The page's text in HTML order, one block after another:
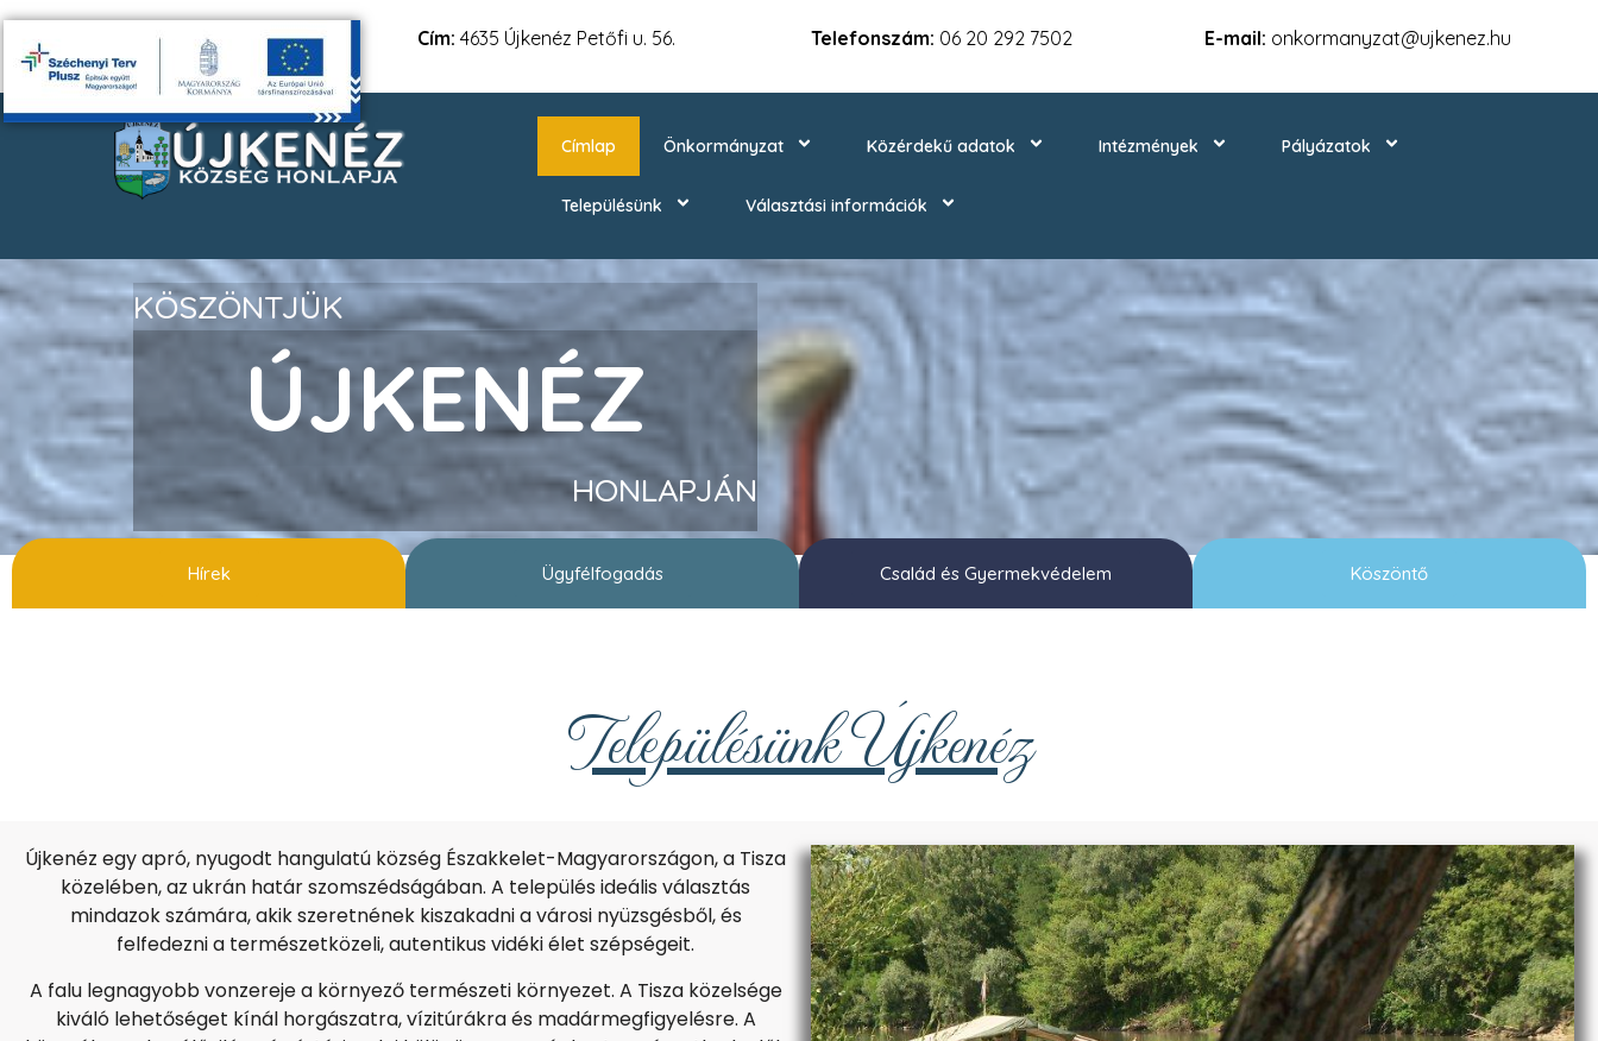
Cím: 4635 Újkenéz Petőfi u. 56. Telefonszám: 06 20 292 7502 E-mail: onkormanyzat@ujkenez.hu
Címlap Önkormányzat Közérdekű adatok Intézmények Pályázatok
Településünk Választási információk
KÖSZÖNTJÜK
ÚJKENÉZ
HONLAPJÁN
Hírek Ügyfélfogadás Család és Gyermekvédelem Köszöntő
Településünk Újkenéz
Újkenéz egy apró, nyugodt hangulatú község Északkelet-Magyarországon, a Tisza
közelében, az ukrán határ szomszédságában. A település ideális választás
mindazok számára, akik szeretnének kiszakadni a városi nyüzsgésből, és
felfedezni a természetközeli, autentikus vidéki élet szépségeit.
A falu legnagyobb vonzereje a környező természeti környezet. A Tisza közelsége
kiváló lehetőséget kínál horgászatra, vízitúrákra és madármegfigyelésre. A